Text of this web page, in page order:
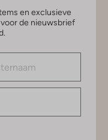
en exclusieve
de nieuwsbrief